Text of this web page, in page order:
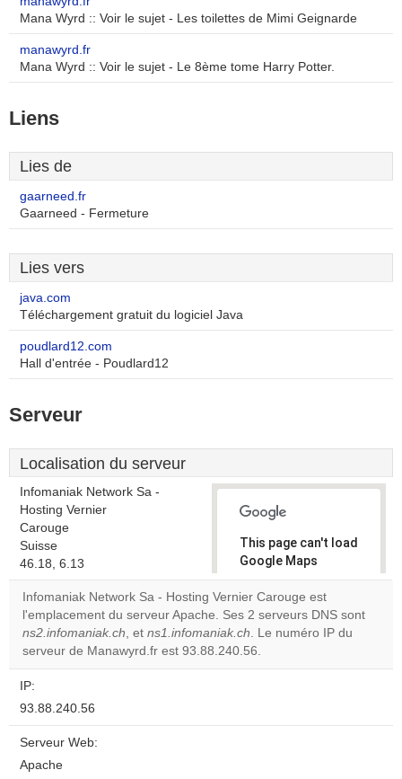
Mana Wyrd :: Voir le sujet - Les toilettes de Mimi Geignarde
manawyrd.fr
Mana Wyrd :: Voir le sujet - Le 8ème tome Harry Potter.
Liens
Lies de
gaarneed.fr
Gaarneed - Fermeture
Lies vers
java.com
Téléchargement gratuit du logiciel Java
poudlard12.com
Hall d'entrée - Poudlard12
Serveur
Localisation du serveur
Infomaniak Network Sa -
Hosting Vernier
Carouge
Suisse
46.18, 6.13
This page can't load
Google Maps
correctly.
Do you
own this
website?
OK
Infomaniak Network Sa - Hosting Vernier Carouge est
l'emplacement du serveur Apache. Ses 2 serveurs DNS sont
ns2.infomaniak.ch, et ns1.infomaniak.ch. Le numéro IP du
serveur de Manawyrd.fr est 93.88.240.56.
IP:
93.88.240.56
Serveur Web:
Apache